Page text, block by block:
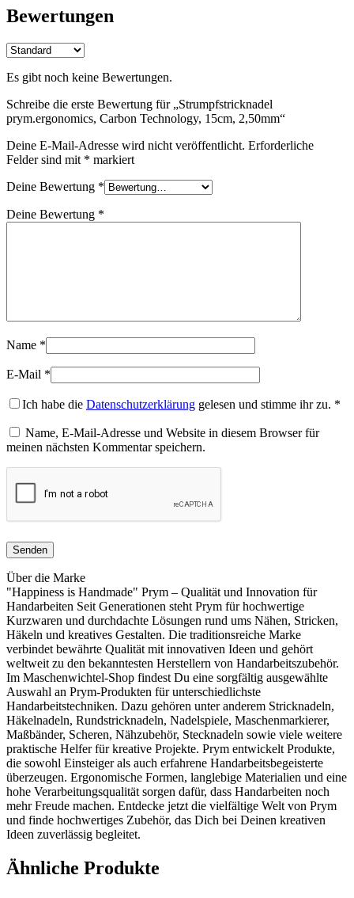
Bewertungen
Es gibt noch keine Bewertungen.
Schreibe die erste Bewertung für „Strumpfstricknadel
prym.ergonomics, Carbon Technology, 15cm, 2,50mm“
Deine E-Mail-Adresse wird nicht veröffentlicht. Erforderliche
Felder sind mit * markiert
Deine Bewertung *
Deine Bewertung *
Name *
E-Mail *
Ich habe die Datenschutzerklärung gelesen und stimme ihr zu. *
Name, E-Mail-Adresse und Website in diesem Browser für
meinen nächsten Kommentar speichern.
Über die Marke
"Happiness is Handmade" Prym – Qualität und Innovation für
Handarbeiten Seit Generationen steht Prym für hochwertige
Kurzwaren und durchdachte Lösungen rund ums Nähen, Stricken,
Häkeln und kreatives Gestalten. Die traditionsreiche Marke
verbindet bewährte Qualität mit innovativen Ideen und gehört
weltweit zu den bekanntesten Herstellern von Handarbeitszubehör.
Im Maschenwichtel-Shop findest Du eine sorgfältig ausgewählte
Auswahl an Prym-Produkten für unterschiedlichste
Handarbeitstechniken. Dazu gehören unter anderem Stricknadeln,
Häkelnadeln, Rundstricknadeln, Nadelspiele, Maschenmarkierer,
Maßbänder, Scheren, Nähzubehör, Stecknadeln sowie viele weitere
praktische Helfer für kreative Projekte. Prym entwickelt Produkte,
die sowohl Einsteiger als auch erfahrene Handarbeitsbegeisterte
überzeugen. Ergonomische Formen, langlebige Materialien und eine
hohe Verarbeitungsqualität sorgen dafür, dass Handarbeiten noch
mehr Freude machen. Entdecke jetzt die vielfältige Welt von Prym
und finde hochwertiges Zubehör, das Dich bei Deinen kreativen
Ideen zuverlässig begleitet.
Ähnliche Produkte